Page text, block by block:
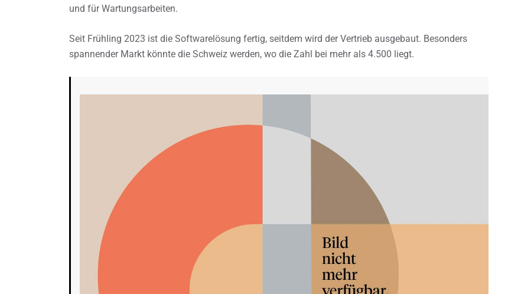
und für Wartungsarbeiten.
Seit Frühling 2023 ist die Softwarelösung fertig, seitdem wird der Vertrieb ausgebaut. Besonders
spannender Markt könnte die Schweiz werden, wo die Zahl bei mehr als 4.500 liegt.